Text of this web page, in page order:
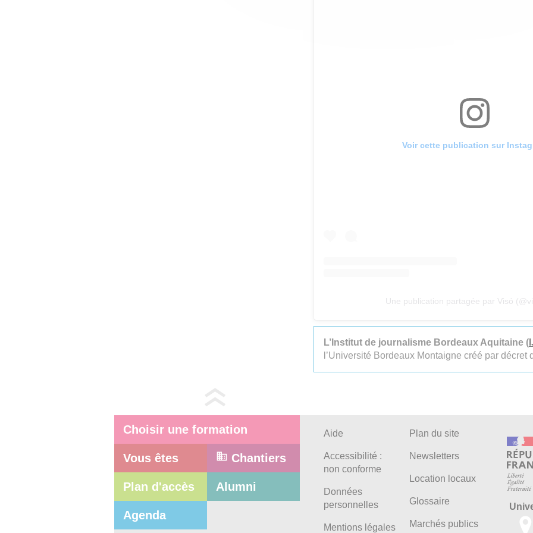
Voir cette publication sur
Une publication partagée par Visó
L’Institut de journalisme Bordeaux Aquitaine (
l’Université Bordeaux Montaigne créé par décret
Choisir une formation
Vous êtes Chantiers
Plan d'accès Alumni
Agenda
Aide
Accessibilité :
non conforme
Données
personnelles
Mentions légales
Plan du site
Newsletters
Location locaux
Glossaire
Marchés publics